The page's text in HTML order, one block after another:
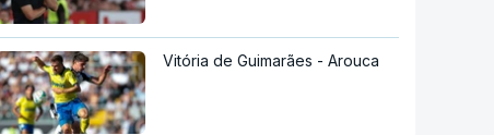
Vitória de Guimarães - Arouca